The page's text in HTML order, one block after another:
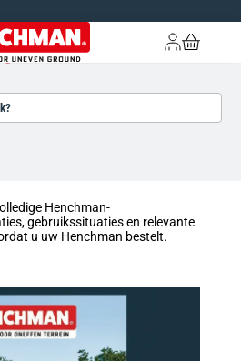
EN PLATFORMS
Henchman-
gebruikssituaties en relevante
u uw Henchman bestelt.